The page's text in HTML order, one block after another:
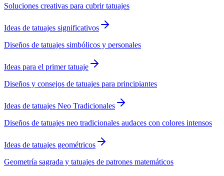
Soluciones creativas para cubrir tatuajes
Ideas de tatuajes significativos
Diseños de tatuajes simbólicos y personales
Ideas para el primer tatuaje
Diseños y consejos de tatuajes para principiantes
Ideas de tatuajes Neo Tradicionales
Diseños de tatuajes neo tradicionales audaces con colores intensos
Ideas de tatuajes geométricos
Geometría sagrada y tatuajes de patrones matemáticos